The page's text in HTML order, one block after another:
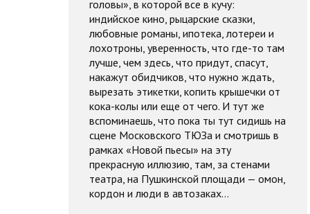
головы», в которой все в кучу:
индийское кино, рыцарские сказки,
любовные романы, ипотека, лотереи и
лохотроны, уверенность, что где-то там
лучше, чем здесь, что придут, спасут,
накажут обидчиков, что нужно ждать,
вырезать этикетки, копить крышечки от
кока-колы или еще от чего. И тут же
вспоминаешь, что пока ты тут сидишь на
сцене Московского ТЮЗа и смотришь в
рамках «Новой пьесы» на эту
прекрасную иллюзию, там, за стенами
театра, на Пушкинской площади — омон,
кордон и люди в автозаках…